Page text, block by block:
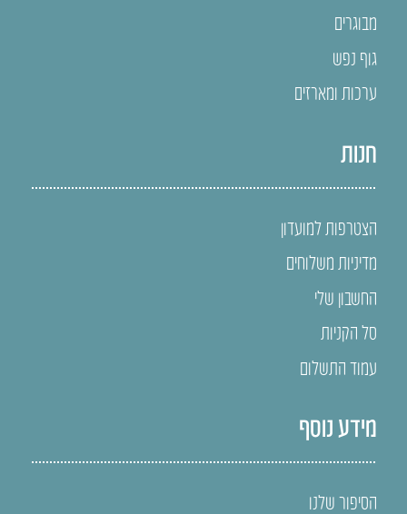
מבוגרים
גוף נפש
ערכות ומארזים
חנות
הצטרפות למועדון
מדיניות משלוחים
החשבון שלי
סל הקניות
עמוד התשלום
מידע נוסף
הסיפור שלנו